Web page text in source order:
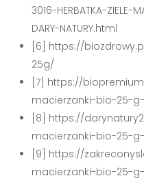
3016-HERBATKA-ZIELE-
DARY-NATURY.html
[6] https://
25g/
[7] https://
macierzanki-bio-25-
[8] https://
macierzanki-bio-25-
[9] https://
macierzanki-bio-25-